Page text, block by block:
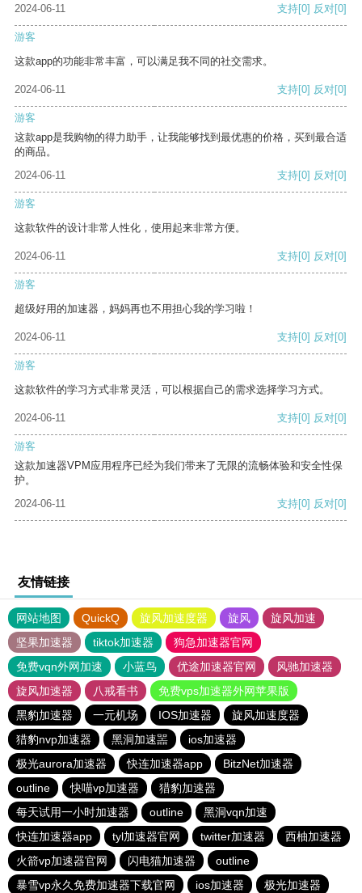
2024-06-11 支持[0] 反对[0]
游客
这款app的功能非常丰富，可以满足我不同的社交需求。
2024-06-11 支持[0] 反对[0]
游客
这款app是我购物的得力助手，让我能够找到最优惠的价格，买到最合适
的商品。
2024-06-11
支持[0] 反对[0]
游客
这款软件的设计非常人性化，使用起来非常方便。
2024-06-11 支持[0] 反对[0]
游客
超级好用的加速器，妈妈再也不用担心我的学习啦！
2024-06-11 支持[0] 反对[0]
游客
这款软件的学习方式非常灵活，可以根据自己的需求选择学习方式。
2024-06-11 支持[0] 反对[0]
游客
这款加速器VPM应用程序已经为我们带来了无限的流畅体验和安全性保
护。
2024-06-11
支持[0] 反对[0]
友情链接
网站地图 QuickQ 旋风加速度器 旋风
旋风加速
坚果加速器
tiktok加速器
狗急加速器官网
免费vqn外网加速
小蓝鸟 优途加速器官网
风驰加速器
旋风加速器
八戒看书
免费vps加速器外网苹果版
黑豹加速器
一元机场 IOS加速器
旋风加速度器
猎豹nvp加速器
黑洞加速噐
ios加速器
极光aurora加速器
快连加速器app
BitzNet加速器
outline
快喵vp加速器
猎豹加速器
每天试用一小时加速器
outline
黑洞vqn加速
快连加速器app
tyl加速器官网 twitter加速器
西柚加速器
火箭vp加速器官网
闪电猫加速器
outline
暴雪vp永久免费加速器下载官网
ios加速器 极光加速器